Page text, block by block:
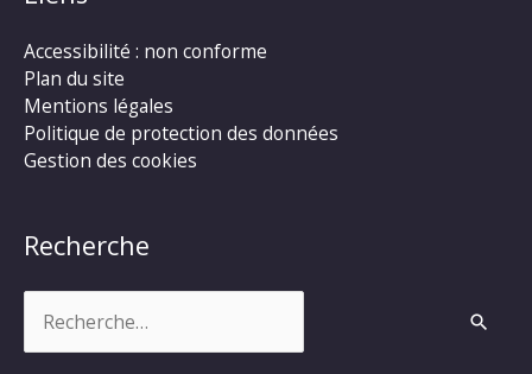
Accessibilité : non conforme
Plan du site
Mentions légales
Politique de protection des données
Gestion des cookies
Recherche